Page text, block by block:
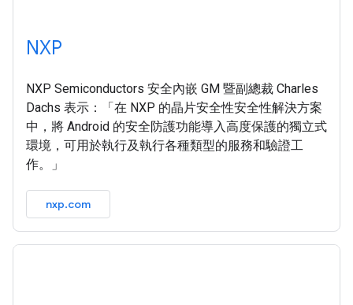
NXP
NXP Semiconductors 安全內嵌 GM 暨副總裁 Charles
Dachs 表示：「在 NXP 的晶片安全性安全性解決方案
中，將 Android 的安全防護功能導入高度保護的獨立式
環境，可用於執行及執行各種類型的服務和驗證工
作。」
nxp.com